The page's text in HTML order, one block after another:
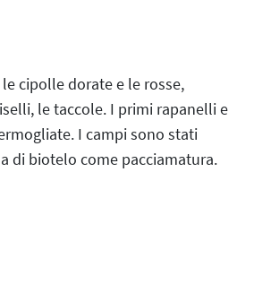
cipolle dorate e le rosse,
le taccole. I primi rapanelli e
I campi sono stati
di biotelo come pacciamatura.